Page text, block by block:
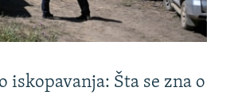
iskopavanja: Šta se zna o